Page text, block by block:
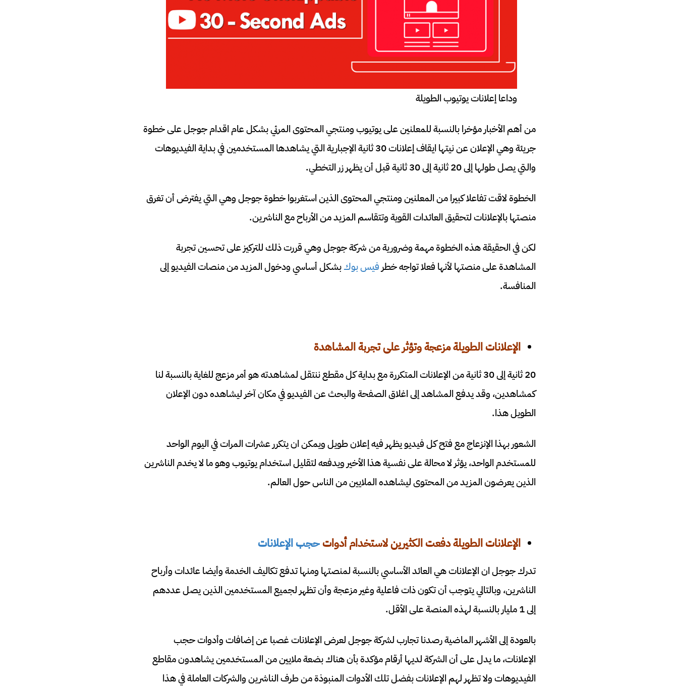
وداعا إعلانات يوتيوب الطويلة
من أهم الأخبار مؤخرا بالنسبة للمعلنين على يوتيوب ومنتجي المحتوى المرئي بشكل عام اقدام جوجل على خطوة
جريئة وهي الإعلان عن نيتها ايقاف إعلانات 30 ثانية الإجبارية التي يشاهدها المستخدمين في بداية الفيديوهات
والتي يصل طولها إلى 20 ثانية إلى 30 ثانية قبل أن يظهر زر التخطي.
الخطوة لاقت تفاعلا كبيرا من المعلنين ومنتجي المحتوى الذين استغربوا خطوة جوجل وهي التي يفترض أن تغرق
منصتها بالإعلانات لتحقيق العائدات القوية وتتقاسم المزيد من الأرباح مع الناشرين.
لكن في الحقيقة هذه الخطوة مهمة وضرورية من شركة جوجل وهي قررت ذلك للتركيز على تحسين تجربة
المشاهدة على منصتها لأنها فعلا تواجه خطر فيس بوكبشكل أساسي ودخول المزيد من منصات الفيديو إلى
المنافسة.
الإعلانات الطويلة مزعجة وتؤثر على تجربة المشاهدة
20 ثانية إلى 30 ثانية من الإعلانات المتكررة مع بداية كل مقطع ننتقل لمشاهدته هو أمر مزعج للغاية بالنسبة لنا
كمشاهدين، وقد يدفع المشاهد إلى اغلاق الصفحة والبحث عن الفيديو في مكان آخر ليشاهده دون الإعلان
الطويل هذا.
الشعور بهذا الإنزعاج مع فتح كل فيديو يظهر فيه إعلان طويل ويمكن ان يتكرر عشرات المرات في اليوم الواحد
للمستخدم الواحد، يؤثر لا محالة على نفسية هذا الأخير ويدفعه لتقليل استخدام يوتيوب وهو ما لا يخدم الناشرين
الذين يعرضون المزيد من المحتوى ليشاهده الملايين من الناس حول العالم.
الإعلانات الطويلة دفعت الكثيرين لاستخدام أدواتحجب الإعلانات
تدرك جوجل ان الإعلانات هي العائد الأساسي بالنسبة لمنصتها ومنها تدفع تكاليف الخدمة وأيضا عائدات وأرباح
الناشرين، وبالتالي يتوجب أن تكون ذات فاعلية وغير مزعجة وأن تظهر لجميع المستخدمين الذين يصل عددهم
إلى 1 مليار بالنسبة لهذه المنصة على الأقل.
بالعودة إلى الأشهر الماضية رصدنا تجارب لشركة جوجل لعرض الإعلانات غصبا عن إضافات وأدوات حجب
الإعلانات، ما يدل على أن الشركة لديها أرقام مؤكدة بأن هناك بضعة ملايين من المستخدمين يشاهدون مقاطع
الفيديوهات ولا تظهر لهم الإعلانات بفضل تلك الأدوات المنبوذة من طرف الناشرين والشركات العاملة في هذا